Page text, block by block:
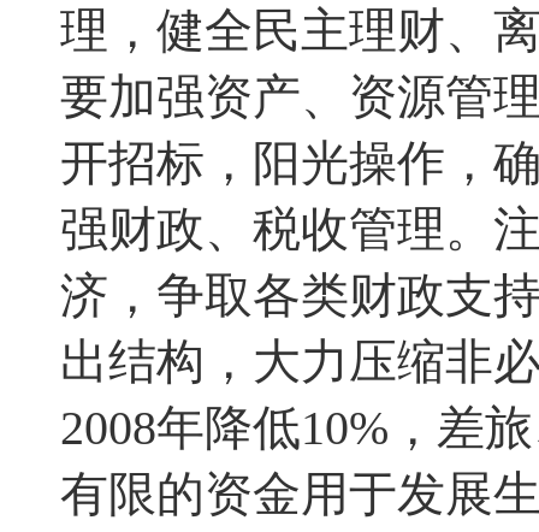
理 ， 健全民主理财、
要加强资产、资源管
开招标，阳光操作 ，
强财政、税收管理。
济 ， 争取各类财政支
出结构，大力压缩非
2008年降低10% ， 差
有限的资金用于发展